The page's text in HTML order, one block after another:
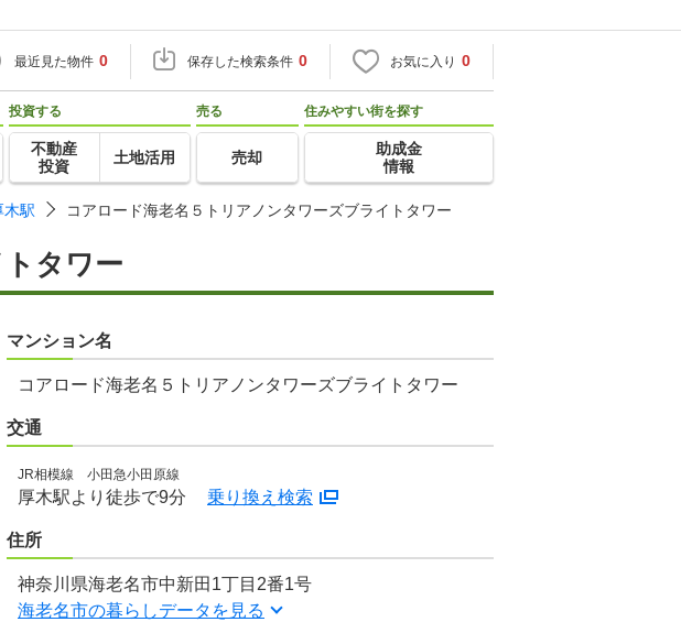
最近見た物件 0 保存した検索条件 0 お気に入り 0
投資する
不動産
投資
土地活用
売る
売却
住みやすい街を探す
助成金
情報
木駅 コアロード海老名５トリアノンタワーズブライトタワー
タワー
マンション名
コアロード海老名５トリアノンタワーズブライトタワー
交通
JR相模線 小田急小田原線
厚木駅より徒歩で9分 乗り換え検索
住所
神奈川県海老名市中新田1丁目2番1号
海老名市の暮らしデータを見る